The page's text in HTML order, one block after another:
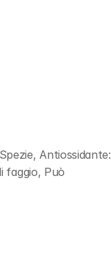
Antiossidante:
faggio, Può